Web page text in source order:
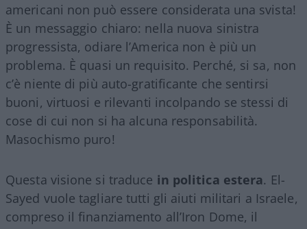
americani non può essere considerata una svista!
È un messaggio chiaro: nella nuova sinistra
progressista, odiare l’America non è più un
problema. È quasi un requisito. Perché, si sa, non
c’è niente di più auto-gratificante che sentirsi
buoni, virtuosi e rilevanti incolpando se stessi di
cose di cui non si ha alcuna responsabilità.
Masochismo puro!
Questa visione si traduce in politica estera. El-
Sayed vuole tagliare tutti gli aiuti militari a Israele,
compreso il finanziamento all’Iron Dome, il